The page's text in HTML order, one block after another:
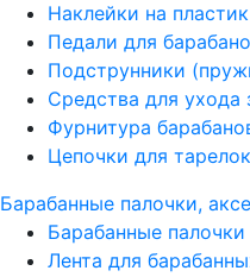
Наклейки на пластик
Педали для
Подструнники
Средства для ухода
Фурнитура
Цепочки для тарелок
Барабанные палочки,
Барабанные палочки
Лента для